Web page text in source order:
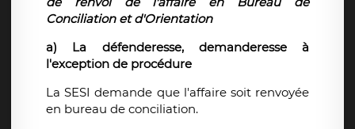
Conciliation et d'Orientation
a) La défenderesse, demanderesse à
l'exception de procédure
La SESI demande que l'affaire soit renvoyée
en bureau de conciliation.